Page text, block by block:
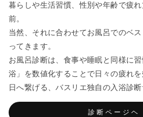
暮らしや生活習慣、性別や年齢で疲
前。
当然、それに合わせてお風呂でのベ
ってきます。
お風呂診断は、食事や睡眠と同様に
浴」を数値化することで日々の疲れ
日へ繋げる、バスリエ独自の入浴診断
診断ページヘ